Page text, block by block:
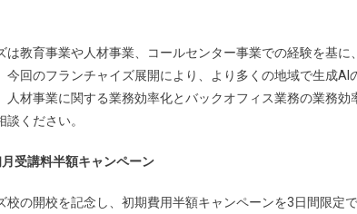
教育事業や人材事業、コールセンター事業での経験を基に
今回のフランチャイズ展開により、より多くの地域で生成AI
人材事業に関する業務効率化とバックオフィス業務の業務
ください。
受講料半額キャンペーン
校の開校を記念し、初期費用半額キャンペーンを3日間限定